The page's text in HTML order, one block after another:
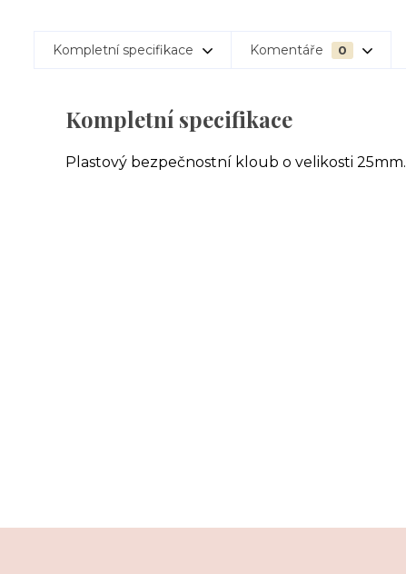
Kompletní specifikace Komentáře 0
Kompletní specifikace
Plastový bezpečnostní kloub o velikosti 25mm.